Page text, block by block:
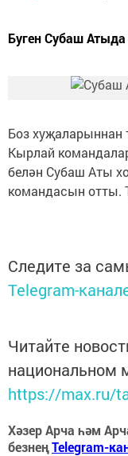
Буген Субаш
Боз
Кырлай
белән Субаш Аты
командасын отты.
Следите за
Telegram-
Читайте
национальном
https://max.ru/
Хәзер Арча һәм
безнеңTelegram-